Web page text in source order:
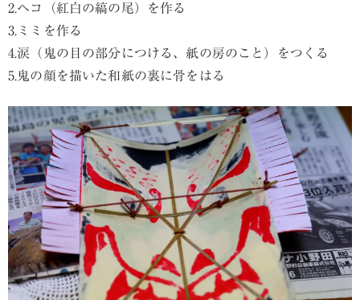
2.ヘコ（紅白の縞の尾）を作る
3.ミミを作る
4.涙（鬼の目の部分につける、紙の房のこと）をつくる
5.鬼の顔を描いた和紙の裏に骨をはる